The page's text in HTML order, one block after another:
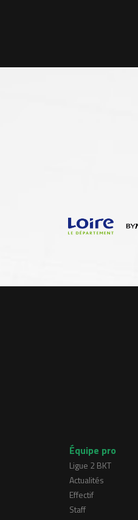
Équipe pro
Ligue 2 BKT
Actualités
Effectif
Staff